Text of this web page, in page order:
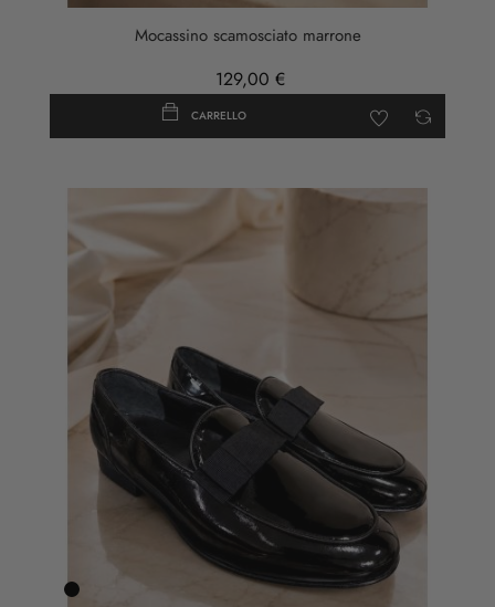
Mocassino scamosciato marrone
129,00 €
CARRELLO
Nero